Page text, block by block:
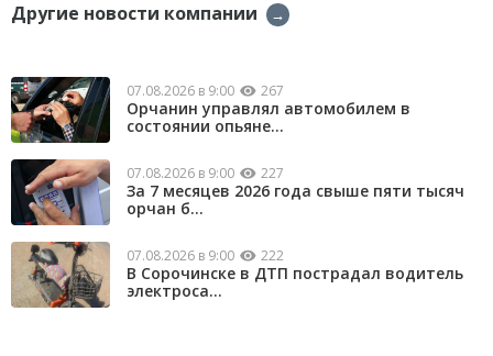
Другие новости компании →
07.08.2026 в 9:00 267
Орчанин управлял автомобилем в
состоянии опьяне...
07.08.2026 в 9:00 227
За 7 месяцев 2026 года свыше пяти тысяч
орчан б...
07.08.2026 в 9:00 222
В Сорочинске в ДТП пострадал водитель
электроса...